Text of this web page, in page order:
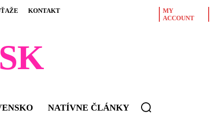
KONTAKT
MY
ACCOUNT
NATÍVNE ČLÁNKY